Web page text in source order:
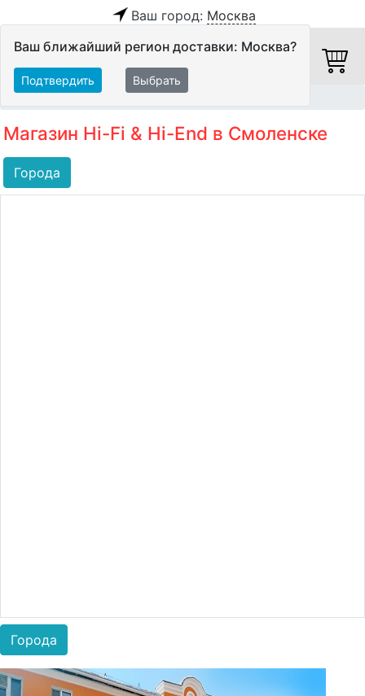
Ваш город: Москва
Ваш ближайший регион доставки: Москва?
Подтвердить Выбрать
Магазин Hi-Fi & Hi-End в Смоленске
Города
Города